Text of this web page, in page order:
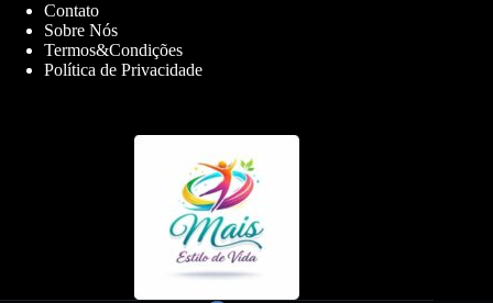
Contato
Sobre Nós
Termos&Condições
Política de Privacidade